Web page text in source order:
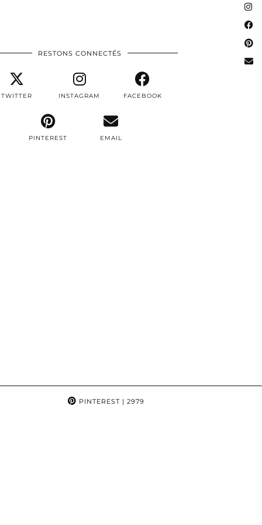
RESTONS CONNECTÉS
TWITTER INSTAGRAM FACEBOOK
PINTEREST EMAIL
PINTEREST| 2979